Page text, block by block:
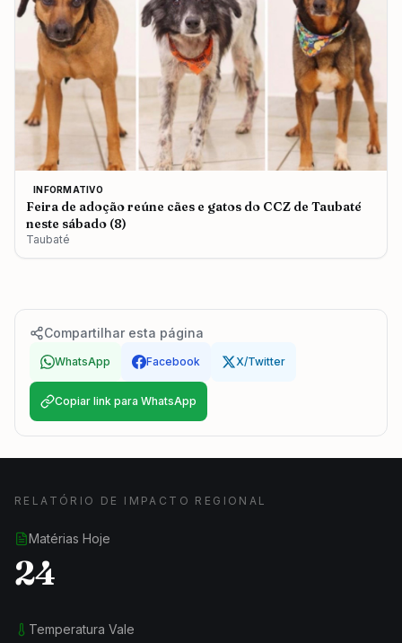
INFORMATIVO
Feira de adoção reúne cães e gatos do CCZ de Taubaté
neste sábado (8)
Taubaté
Compartilhar esta página
WhatsApp Facebook X/Twitter
Copiar link para WhatsApp
RELATÓRIO DE IMPACTO REGIONAL
Matérias Hoje
24
Temperatura Vale